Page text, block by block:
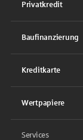
Privatkredit
Baufinanzierung
Kreditkarte
Wertpapiere
Services